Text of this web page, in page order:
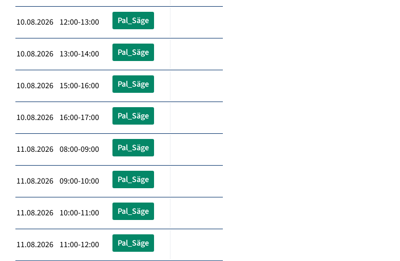
10.08.2026 12:00-13:00 Pal_Säge
10.08.2026 13:00-14:00 Pal_Säge
10.08.2026 15:00-16:00 Pal_Säge
10.08.2026 16:00-17:00 Pal_Säge
11.08.2026 08:00-09:00 Pal_Säge
11.08.2026 09:00-10:00 Pal_Säge
11.08.2026 10:00-11:00 Pal_Säge
11.08.2026 11:00-12:00 Pal_Säge